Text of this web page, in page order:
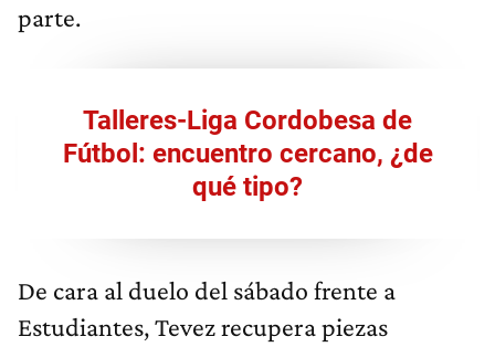
parte.
Talleres-Liga Cordobesa de
Fútbol: encuentro cercano, ¿de
qué tipo?
De cara al duelo del sábado frente a
Estudiantes, Tevez recupera piezas